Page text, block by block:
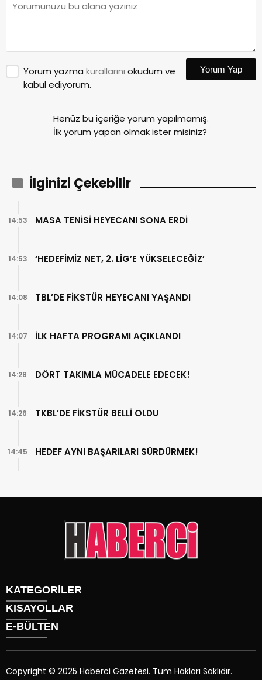
Yorum yazma kurallarını okudum ve
kabul ediyorum.
Yorum Yap
Henüz bu içeriğe yorum yapılmamış.
İlk yorum yapan olmak ister misiniz?
İlginizi Çekebilir
MASA TENİSİ HEYECANI SONA ERDİ
14:53
‘HEDEFİMİZ NET, 2. LİG’E YÜKSELECEĞİZ’
14:53
TBL’DE FİKSTÜR HEYECANI YAŞANDI
14:08
İLK HAFTA PROGRAMI AÇIKLANDI
14:07
DÖRT TAKIMLA MÜCADELE EDECEK!
14:28
TKBL’DE FİKSTÜR BELLİ OLDU
14:26
HEDEF AYNI BAŞARILARI SÜRDÜRMEK!
14:45
KATEGORİLER
Gündem
Siyaset
Sağlık
KISAYOLLAR
Künye
Üyelik
İletişim
E-BÜLTEN
Copyright © 2025 Haberci Gazetesi. Tüm Hakları Saklıdır.